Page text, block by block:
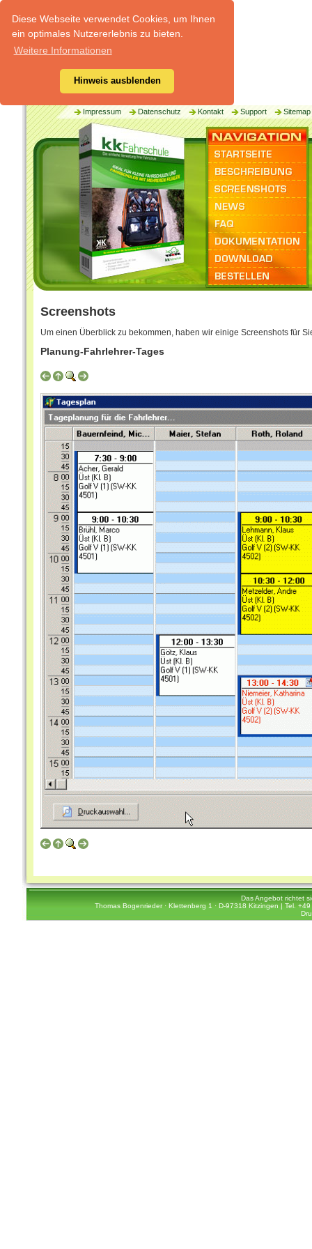
Diese Webseite verwendet Cookies, um Ihnen
ein optimales Nutzererlebnis zu bieten.
Weitere Informationen
Hinweis ausblenden
Impressum Datenschutz Kontakt Support Sitemap
Screenshots
Um einen Überblick zu bekommen, haben wir einige Screenshots für
Planung-Fahrlehrer-Tages
Das Angebot richtet
Thomas Bogenrieder · Klettenberg 1 · D-97318 Kitzingen | Tel.